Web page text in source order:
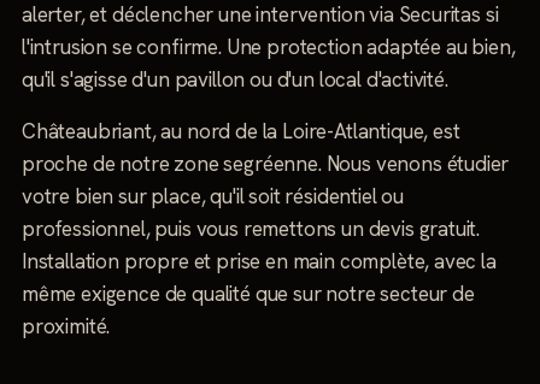
alerter, et déclencher une intervention via Securitas si
l'intrusion se confirme. Une protection adaptée au bien,
qu'il s'agisse d'un pavillon ou d'un local d'activité.
Châteaubriant, au nord de la Loire-Atlantique, est
proche de notre zone segréenne. Nous venons étudier
votre bien sur place, qu'il soit résidentiel ou
professionnel, puis vous remettons un devis gratuit.
Installation propre et prise en main complète, avec la
même exigence de qualité que sur notre secteur de
proximité.